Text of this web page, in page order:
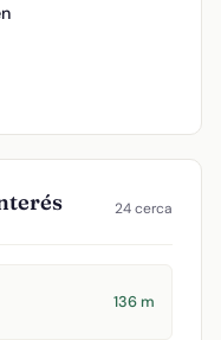
24 cerca
136 m